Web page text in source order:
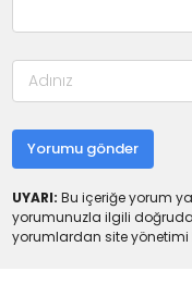
Yorumu gönder
UYARI: Bu içeriğe yorum
yorumunuzla ilgili
yorumlardan site